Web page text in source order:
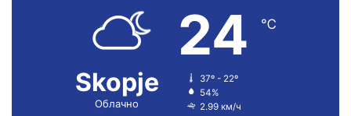
Skopje
Облачно
24 ℃
37º - 22º
54%
2.99 км/ч